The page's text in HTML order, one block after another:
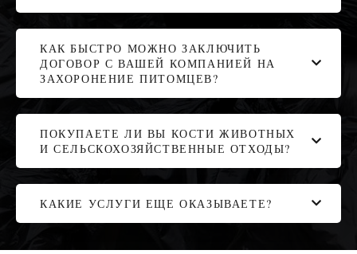
КАК БЫСТРО МОЖНО ЗАКЛЮЧИТЬ
ДОГОВОР С ВАШЕЙ КОМПАНИЕЙ НА
ЗАХОРОНЕНИЕ ПИТОМЦЕВ?
ПОКУПАЕТЕ ЛИ ВЫ КОСТИ ЖИВОТНЫХ
И СЕЛЬСКОХОЗЯЙСТВЕННЫЕ ОТХОДЫ?
КАКИЕ УСЛУГИ ЕЩЕ ОКАЗЫВАЕТЕ?